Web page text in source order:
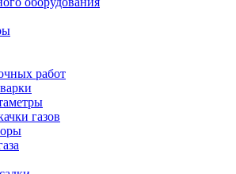
работ
газов